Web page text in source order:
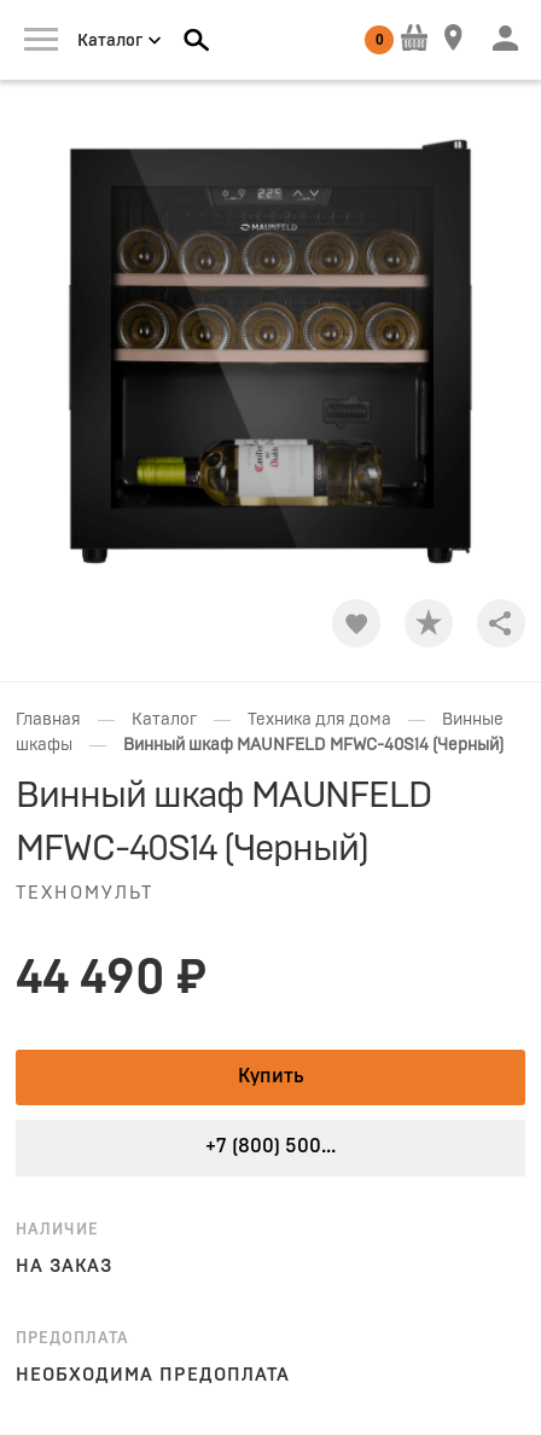
Каталог 0
Главная — Каталог — Техника для дома —
Винные
шкафы
— Винный шкаф MAUNFELD MFWC-40S14 (Черный)
Винный шкаф MAUNFELD
MFWC-40S14 (Черный)
ТЕХНОМУЛЬТ
44 490 ₽
Купить
+7 (800) 500...
НАЛИЧИЕ
НА ЗАКАЗ
ПРЕДОПЛАТА
НЕОБХОДИМА ПРЕДОПЛАТА